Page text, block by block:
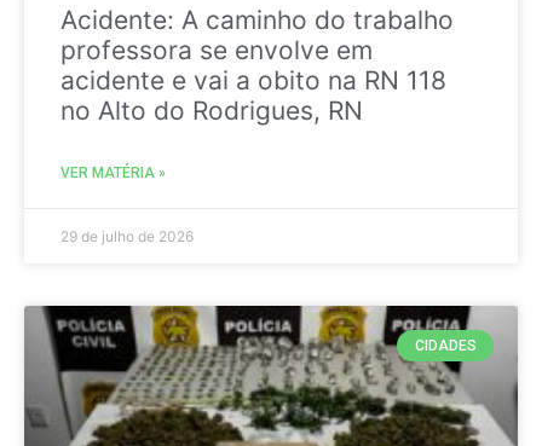
Acidente: A caminho do trabalho
professora se envolve em
acidente e vai a obito na RN 118
no Alto do Rodrigues, RN
VER MATÉRIA »
29 de julho de 2026
CIDADES